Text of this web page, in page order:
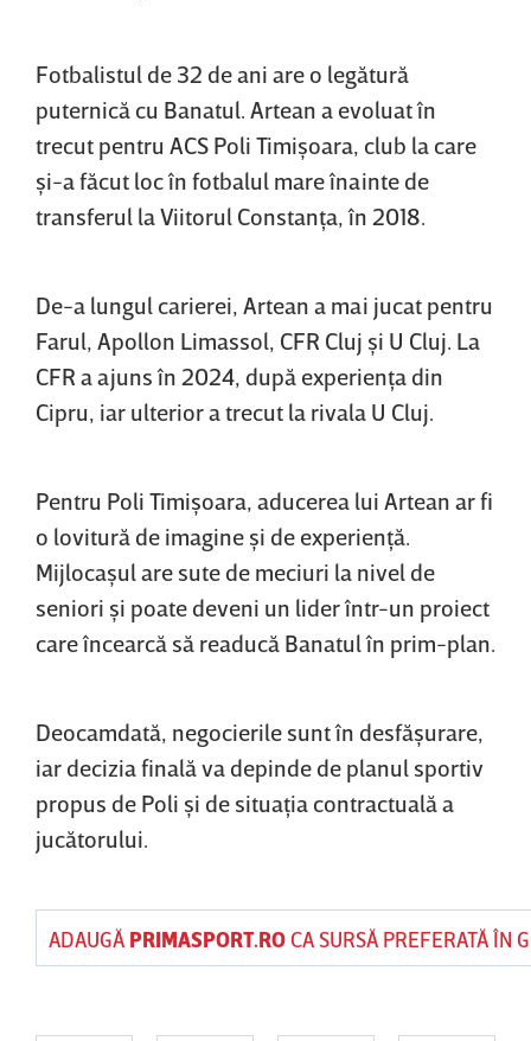
Fotbalistul de 32 de ani are o legătură
puternică cu Banatul. Artean a evoluat în
trecut pentru ACS Poli Timişoara, club la care
şi-a făcut loc în fotbalul mare înainte de
transferul la Viitorul Constanţa, în 2018.
De-a lungul carierei, Artean a mai jucat pentru
Farul, Apollon Limassol, CFR Cluj şi U Cluj. La
CFR a ajuns în 2024, după experienţa din
Cipru, iar ulterior a trecut la rivala U Cluj.
Pentru Poli Timişoara, aducerea lui Artean ar fi
o lovitură de imagine şi de experienţă.
Mijlocaşul are sute de meciuri la nivel de
seniori şi poate deveni un lider într-un proiect
care încearcă să readucă Banatul în prim-plan.
Deocamdată, negocierile sunt în desfăşurare,
iar decizia finală va depinde de planul sportiv
propus de Poli şi de situaţia contractuală a
jucătorului.
ADAUGĂ PRIMASPORT.ROCA SURSĂ PREFERATĂ ÎN